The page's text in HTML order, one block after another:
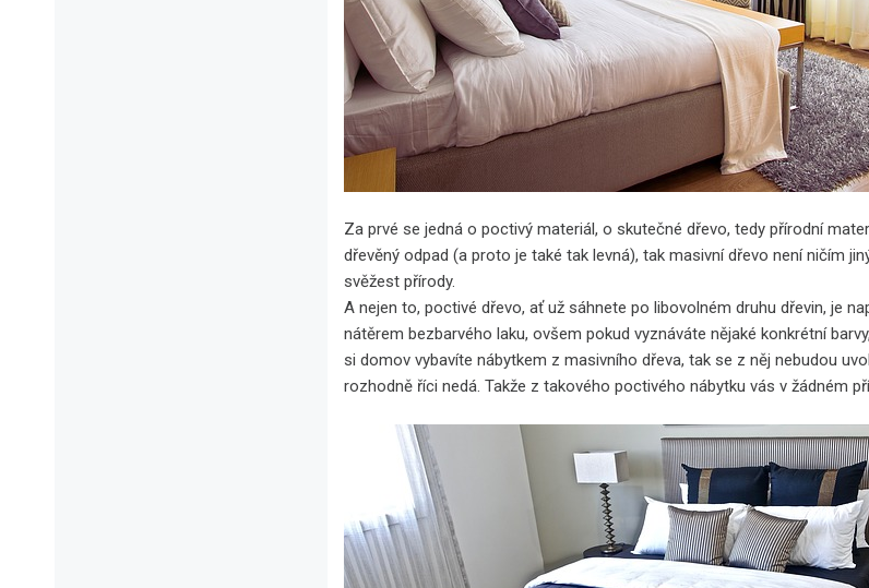
Za prvé se jedná o poctivý materiál, o skutečné dřevo, tedy přírodní
dřevěný odpad (a proto je také tak levná), tak masivní dřevo není ničím
svěžest přírody.
A nejen to, poctivé dřevo, ať už sáhnete po libovolném druhu dřevin, je
nátěrem bezbarvého laku, ovšem pokud vyznáváte nějaké konkrétní
si domov vybavíte nábytkem z masivního dřeva, tak se z něj nebudou
rozhodně říci nedá. Takže z takového poctivého nábytku vás v žádném